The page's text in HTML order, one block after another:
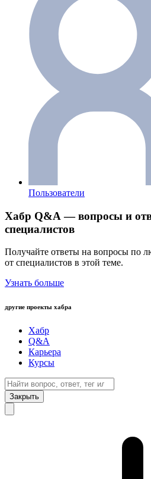
Пользователи
Хабр Q&A — вопросы и
специалистов
Получайте ответы на вопросы по
от специалистов в этой теме.
Узнать больше
другие проекты хабра
Хабр
Q&A
Карьера
Курсы
Закрыть